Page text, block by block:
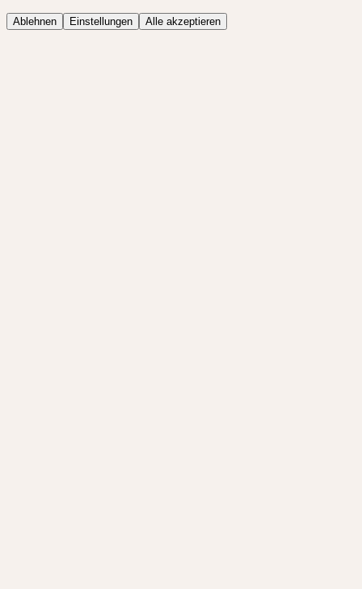
Ablehnen Einstellungen Alle akzeptieren